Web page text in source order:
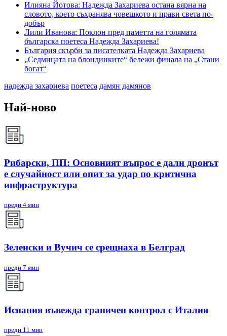
Илияна Йотова: Надежда Захариева остана вярна на
словото, което съхранява човешкото и прави света по-
добър
Лили Иванова: Поклон пред паметта на голямата
българска поетеса Надежда Захариева!
България скърби за писателката Надежда Захариева
„Седмицата на блондинките“ бележи финала на „Стани
богат“
надежда захариева поетеса дамян дамянов
Най-ново
Рибарски, ПП: Основният въпрос е дали дронът
е случайност или опит за удар по критична
инфраструктура
преди 4 мин
Зеленски и Вучич се срещнаха в Белград
преди 7 мин
Испания въвежда граничен контрол с Италия
преди 11 мин